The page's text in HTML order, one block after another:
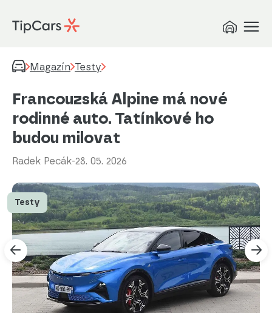
Magazín Testy
Francouzská Alpine má nové
rodinné auto. Tatínkové ho
budou milovat
Radek Pecák-28. 05. 2026
Testy